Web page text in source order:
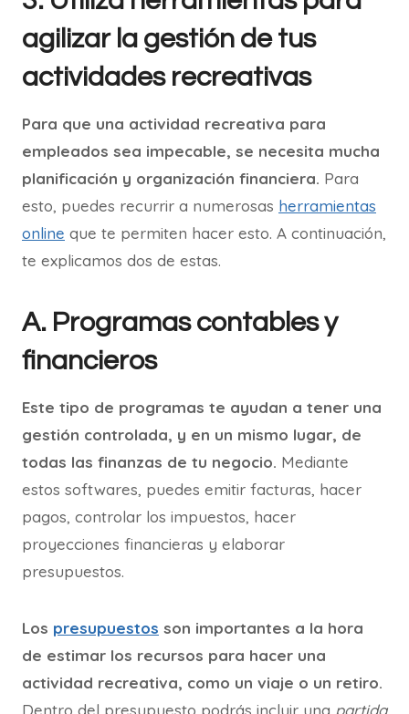
agilizar la gestión de tus
actividades recreativas
Para que una actividad recreativa para
empleados sea impecable, se necesita mucha
planificación y organización financiera. Para
esto, puedes recurrir a numerosas herramientas
online que te permiten hacer esto. A continuación,
te explicamos dos de estas.
A. Programas contables y
financieros
Este tipo de programas te ayudan a tener una
gestión controlada, y en un mismo lugar, de
todas las finanzas de tu negocio. Mediante
estos softwares, puedes emitir facturas, hacer
pagos, controlar los impuestos, hacer
proyecciones financieras y elaborar
presupuestos.
Los presupuestos son importantes a la hora
de estimar los recursos para hacer una
actividad recreativa, como un viaje o un retiro.
Dentro del presupuesto podrás incluir una partida